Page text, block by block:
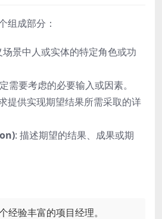
组成部分：
场景中人或实体的特定角色或功
需要考虑的必要输入或因素。
提供实现期望结果所需采取的详
: 描述期望的结果、成果或期
经验丰富的项目经理。